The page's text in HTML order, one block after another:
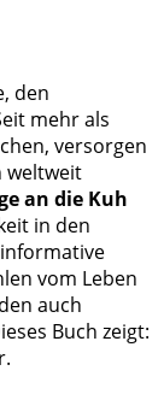
den
mehr als
versorgen
weltweit
an die Kuh
in den
vom Leben
auch
Buch zeigt: